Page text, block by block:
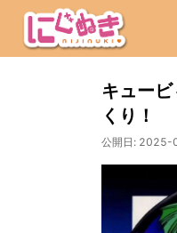
キュー
くり！
公開日: 2025-